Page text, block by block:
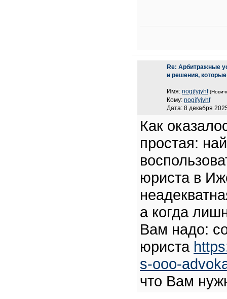
Re: Арбитражные
и решения,
Имя: nogjfyjyhf
Кому: nogjfyjyhf
Дата: 8 декабря
Как
простая:
юриста в
а когда
Вам надо:
юриста
s-ooo-
что Вам